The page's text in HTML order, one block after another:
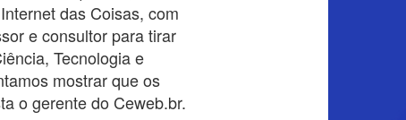
das Coisas, com
e consultor para tirar
Tecnologia e
mostrar que os
o gerente do Ceweb.br.